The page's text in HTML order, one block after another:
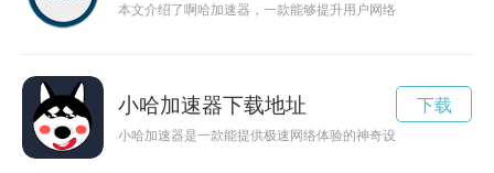
本文介绍了啊哈加速器，一款能够提升用户网络体验的工具。
小哈加速器下载地址
小哈加速器是一款能提供极速网络体验的神奇设备，其强大的
下载